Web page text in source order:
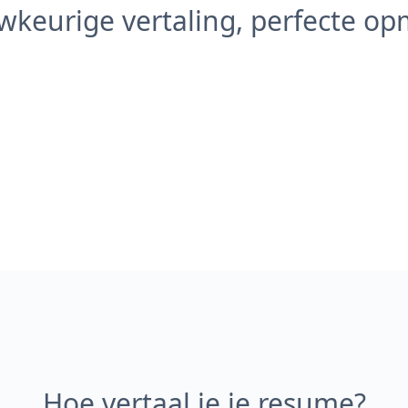
vertaling, perfecte